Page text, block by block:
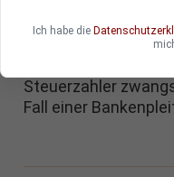
Die Euro-Retter
gemeinsamen
Steuerzahler
Fall einer
Ich habe die